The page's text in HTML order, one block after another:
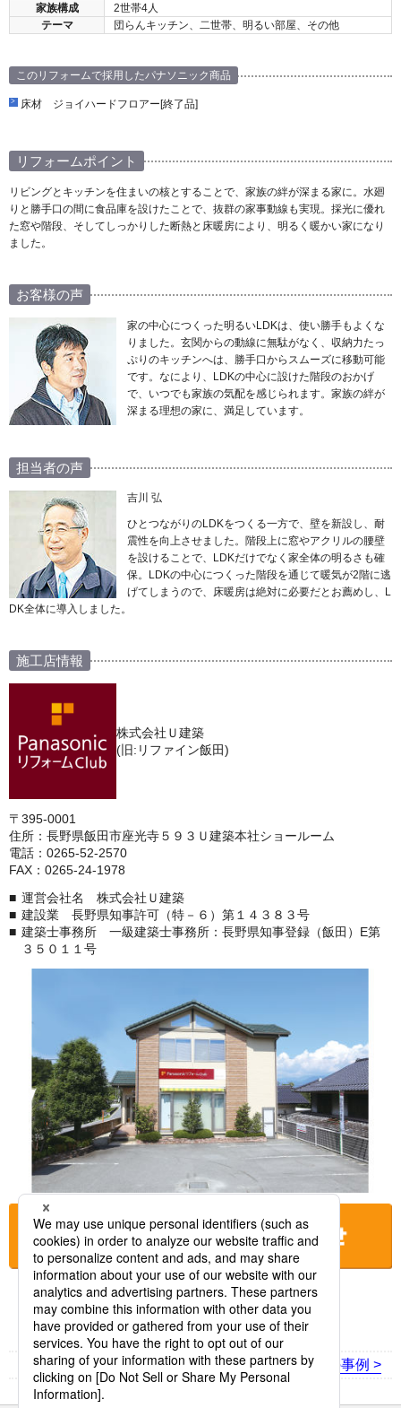
家族構成
2世帯4人
テーマ
団らんキッチン、二世帯、明るい部屋、その他
このリフォームで採用したパナソニック商品
床材 ジョイハードフロアー[終了品]
リフォームポイント
リビングとキッチンを住まいの核とすることで、家族の絆が深まる家に。水廻
りと勝手口の間に食品庫を設けたことで、抜群の家事動線も実現。採光に優れ
た窓や階段、そしてしっかりした断熱と床暖房により、明るく暖かい家になり
ました。
お客様の声
家の中心につくった明るいLDKは、使い勝手もよくな
りました。玄関からの動線に無駄がなく、収納力たっ
ぷりのキッチンへは、勝手口からスムーズに移動可能
です。なにより、LDKの中心に設けた階段のおかげ
で、いつでも家族の気配を感じられます。家族の絆が
深まる理想の家に、満足しています。
担当者の声
吉川 弘
ひとつながりのLDKをつくる一方で、壁を新設し、耐
震性を向上させました。階段上に窓やアクリルの腰壁
を設けることで、LDKだけでなく家全体の明るさも確
保。LDKの中心につくった階段を通じて暖気が2階に逃
げてしまうので、床暖房は絶対に必要だとお薦めし、L
DK全体に導入しました。
施工店情報
株式会社Ｕ建築
(旧:リファイン飯田)
〒395-0001
住所：長野県飯田市座光寺５９３Ｕ建築本社ショールーム
電話：0265-52-2570
FAX：0265-24-1978
運営会社名 株式会社Ｕ建築
建設業 長野県知事許可（特－６）第１４３８３号
建築士事務所 一級建築士事務所：長野県知事登録（飯田）E第
３５０１１号
お店に電話をする
< 前の事例 次の事例 >